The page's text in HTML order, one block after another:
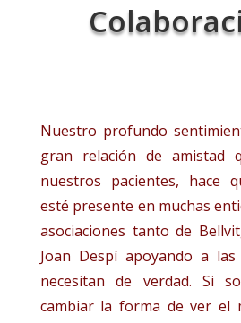
Nuestro profundo
gran relación de amistad
nuestros pacientes, hace
esté presente en muchas
asociaciones tanto de
Joan Despí apoyando a
necesitan de verdad. Si
cambiar la forma de ver el